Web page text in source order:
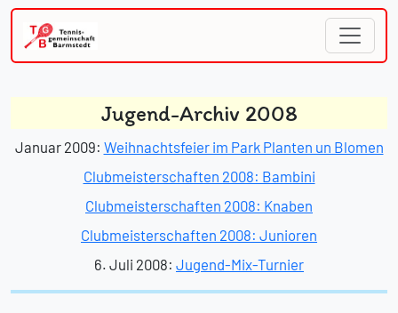
Jugend-Archiv 2008
Januar 2009: Weihnachtsfeier im Park Planten un Blomen
Clubmeisterschaften 2008: Bambini
Clubmeisterschaften 2008: Knaben
Clubmeisterschaften 2008: Junioren
6. Juli 2008: Jugend-Mix-Turnier